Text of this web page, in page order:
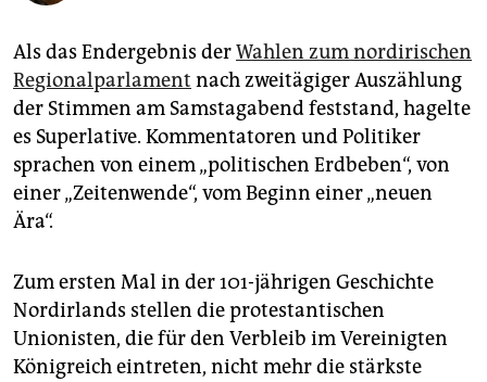
fragen & hilfe
unterstützen
abo
genossenschaft
epaper login
Als das Endergebnis derWahlen zum nordirischen
Regionalparlament nach zweitägiger Auszählung
der Stimmen am Samstagabend feststand, hagelte
es Superlative. Kommentatoren und Politiker
sprachen von einem „politischen Erdbeben“, von
einer „Zeitenwende“, vom Beginn einer „neuen
Ära“.
Zum ersten Mal in der 101-jährigen Geschichte
Nordirlands stellen die protestantischen
Unionisten, die für den Verbleib im Vereinigten
Königreich eintreten, nicht mehr die stärkste